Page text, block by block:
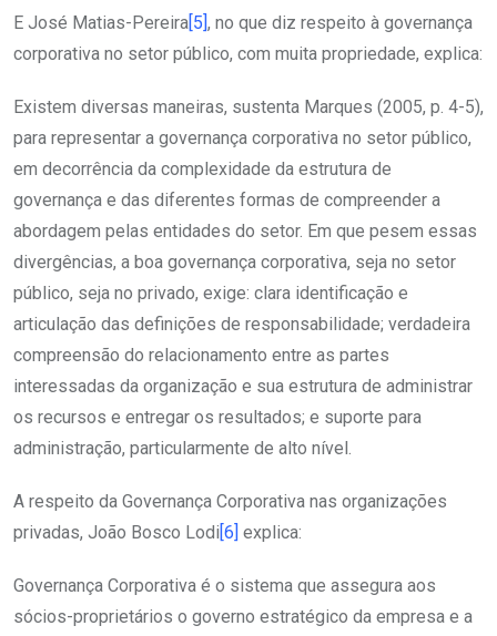
E José Matias-Pereira[5], no que diz respeito à governança
corporativa no setor público, com muita propriedade, explica:
Existem diversas maneiras, sustenta Marques (2005, p. 4-5),
para representar a governança corporativa no setor público,
em decorrência da complexidade da estrutura de
governança e das diferentes formas de compreender a
abordagem pelas entidades do setor. Em que pesem essas
divergências, a boa governança corporativa, seja no setor
público, seja no privado, exige: clara identificação e
articulação das definições de responsabilidade; verdadeira
compreensão do relacionamento entre as partes
interessadas da organização e sua estrutura de administrar
os recursos e entregar os resultados; e suporte para
administração, particularmente de alto nível.
A respeito da Governança Corporativa nas organizações
privadas, João Bosco Lodi[6] explica:
Governança Corporativa é o sistema que assegura aos
sócios-proprietários o governo estratégico da empresa e a